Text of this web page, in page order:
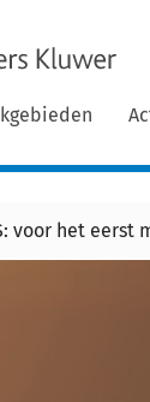
voor het eerst